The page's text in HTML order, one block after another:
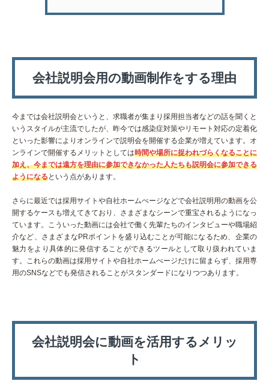
会社説明会用の動画制作をする理由
今までは会社説明会というと、求職者が集まり採用担当者などの話を聞くと
いうスタイルが主流でしたが、昨今では感染症対策やリモート対応の定着化
といった影響によりオンラインで説明会を開催する企業が増えています。オ
ンラインで開催するメリットとしては時間や場所に捉われづらくなることに
加え、今までは遠方を理由に参加できなかった人たちも説明会に参加できる
ようになるという点があります。
さらに最近では採用サイトや自社ホームぺージなどで会社説明用の動画を公
開するケースも増えてきており、さまざまなシーンで重宝されるようになっ
ています。こういった動画には会社で働く先輩たちのインタビューや職場紹
介など、さまざまなPRポイントを盛り込むことが可能になるため、企業の
魅力をより具体的に発信することができるツールとして取り扱われていま
す。これらの動画は採用サイトや自社ホームぺージだけに留まらず、採用専
用のSNSなどでも発信されることがスタンダードになりつつあります。
会社説明会に動画を活用するメリッ
ト